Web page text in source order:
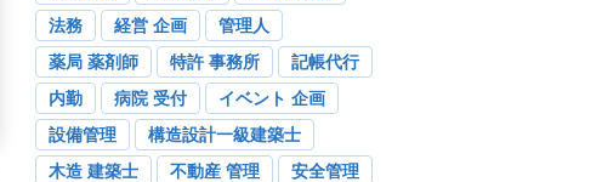
法務
経営 企画
管理人
薬局 薬剤師
特許 事務所
記帳代行
内勤
病院 受付
イベント 企画
設備管理
構造設計一級建築士
木造 建築士
不動産 管理
安全管理